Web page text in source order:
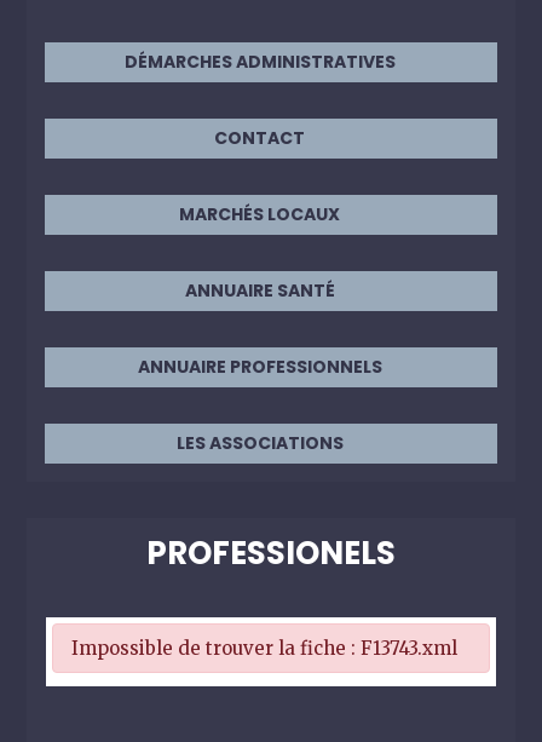
DÉMARCHES ADMINISTRATIVES
CONTACT
MARCHÉS LOCAUX
ANNUAIRE SANTÉ
ANNUAIRE PROFESSIONNELS
LES ASSOCIATIONS
PROFESSIONELS
Impossible de trouver la fiche : F13743.xml